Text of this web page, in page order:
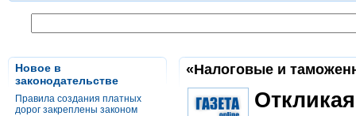
Новое в
законодательстве
Правила создания платных
дорог закреплены законом
«Налоговые и